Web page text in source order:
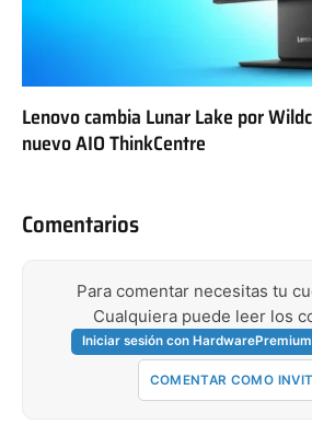
Lenovo cambia Lunar Lake por
nuevo AIO ThinkCentre
Comentarios
Para comentar necesitas tu
Cualquiera puede leer los
Iniciar sesión con HardwarePremium
COMENTAR COMO